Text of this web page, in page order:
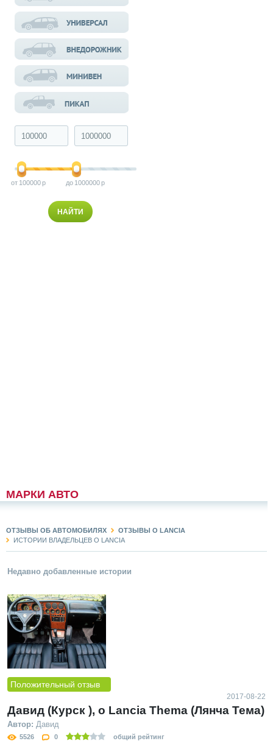
100000 1000000
МАРКИ АВТО
ОТЗЫВЫ ОБ АВТОМОБИЛЯХ
ОТЗЫВЫ О LANCIA
ИСТОРИИ ВЛАДЕЛЬЦЕВ О LANCIA
Недавно добавленные истории
Положительный отзыв
2017-08-22
Давид (Курск ), о Lancia Thema (Лянча Тема)
Автор: Давид
5526 0
общий рейтинг